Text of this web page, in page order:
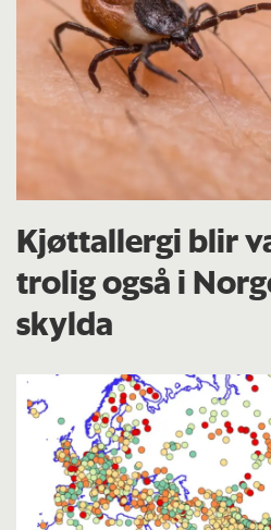
Kjøttallergi blir
trolig også i
skylda